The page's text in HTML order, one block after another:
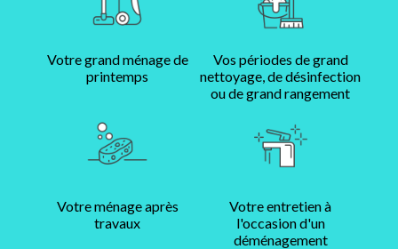
Votre grand ménage de
printemps
Vos périodes de grand
nettoyage, de désinfection
ou de grand rangement
Votre ménage après
travaux
Votre entretien à
l'occasion d'un
déménagement